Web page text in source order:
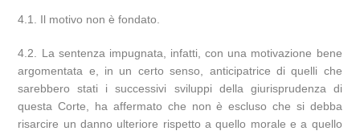
4.1. Il motivo non è fondato.
4.2. La sentenza impugnata, infatti, con una motivazione bene
argomentata e, in un certo senso, anticipatrice di quelli che
sarebbero stati i successivi sviluppi della giurisprudenza di
questa Corte, ha affermato che non è escluso che si debba
risarcire un danno ulteriore rispetto a quello morale e a quello